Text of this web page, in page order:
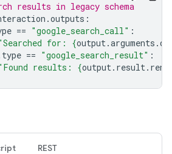
results in legacy schema
.outputs :
== "google_search_call" :
for: {output.arguments .
type == "google_search_result" :
results: {output. result.
REST